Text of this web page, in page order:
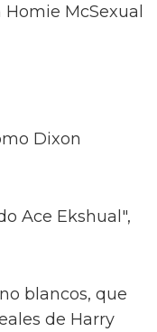
McSexual
Dixon
Ace Ekshual",
blancos, que
de Harry